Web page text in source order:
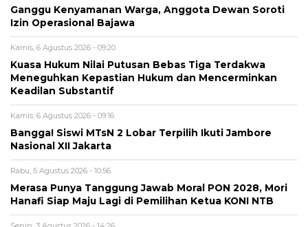
Ganggu Kenyamanan Warga, Anggota Dewan Soroti
Izin Operasional Bajawa
Kamis, 6 Agustus 2026 - 09:20
Kuasa Hukum Nilai Putusan Bebas Tiga Terdakwa
Meneguhkan Kepastian Hukum dan Mencerminkan
Keadilan Substantif
Kamis, 6 Agustus 2026 - 09:16
Bangga! Siswi MTsN 2 Lobar Terpilih Ikuti Jambore
Nasional XII Jakarta
Rabu, 5 Agustus 2026 - 10:56
Merasa Punya Tanggung Jawab Moral PON 2028, Mori
Hanafi Siap Maju Lagi di Pemilihan Ketua KONI NTB